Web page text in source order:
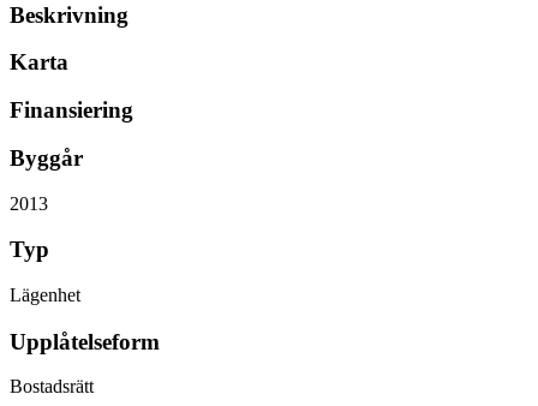
Beskrivning
Karta
Finansiering
Byggår
2013
Typ
Lägenhet
Upplåtelseform
Bostadsrätt